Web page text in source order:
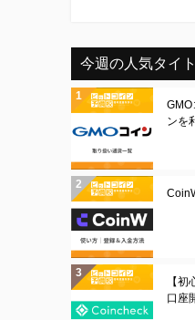
今週の人気タイ
GMO
ンを
【
口座